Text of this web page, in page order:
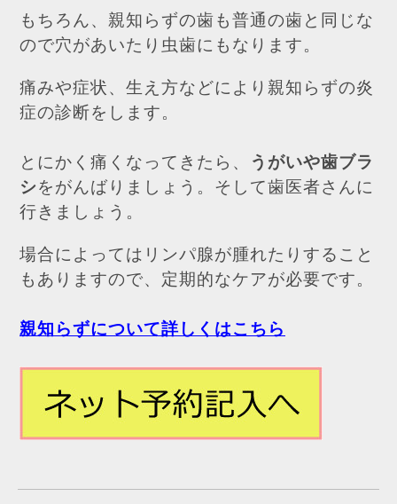
もちろん、親知らずの歯も普通の歯と同じな
ので穴があいたり虫歯にもなります。
痛みや症状、生え方などにより親知らずの炎
症の診断をします。
とにかく痛くなってきたら、
うがいや歯ブラ
シをがんばりましょう。そして歯医者さんに
行きましょう。
場合によってはリンパ腺が腫れたりすること
もありますので、定期的なケアが必要です。
親知らずについて詳しくはこちら